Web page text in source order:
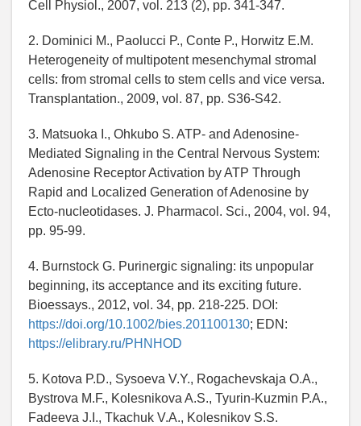
Cell Physiol., 2007, vol. 213 (2), pp. 341-347.
2. Dominici M., Paolucci P., Conte P., Horwitz E.M.
Heterogeneity of multipotent mesenchymal stromal
cells: from stromal cells to stem cells and vice versa.
Transplantation., 2009, vol. 87, pp. S36-S42.
3. Matsuoka I., Ohkubo S. ATP- and Adenosine-
Mediated Signaling in the Central Nervous System:
Adenosine Receptor Activation by ATP Through
Rapid and Localized Generation of Adenosine by
Ecto-nucleotidases. J. Pharmacol. Sci., 2004, vol. 94,
pp. 95-99.
4. Burnstock G. Purinergic signaling: its unpopular
beginning, its acceptance and its exciting future.
Bioessays., 2012, vol. 34, pp. 218-225. DOI:
https://doi.org/10.1002/bies.201100130; EDN:
https://elibrary.ru/PHNHOD
5. Kotova P.D., Sysoeva V.Y., Rogachevskaja O.A.,
Bystrova M.F., Kolesnikova A.S., Tyurin-Kuzmin P.A.,
Fadeeva J.I., Tkachuk V.A., Kolesnikov S.S.